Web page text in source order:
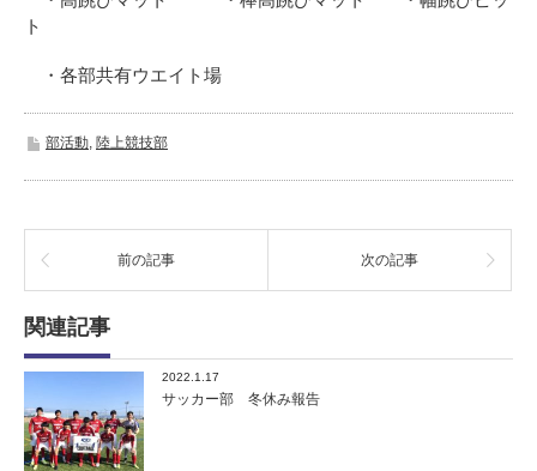
ト
・各部共有ウエイト場
部活動 陸上競技部
前の記事 次の記事
関連記事
2022.1.17
サッカー部 冬休み報告